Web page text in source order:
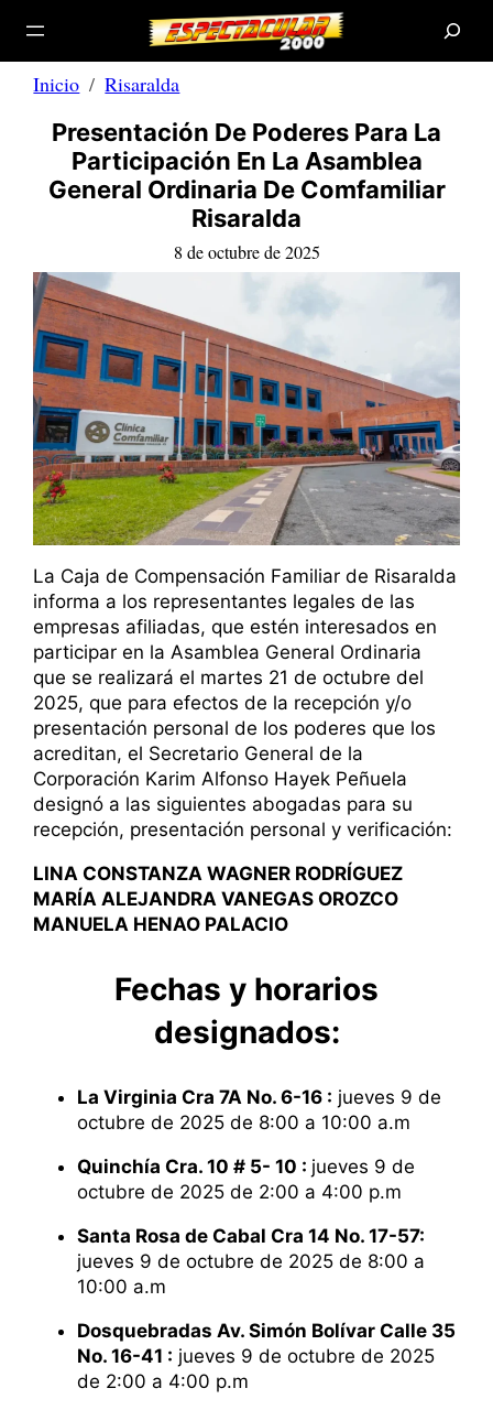
Saltar
contenido
a
Inicio Risaralda
Presentación De Poderes Para La
Participación En La Asamblea
General Ordinaria De Comfamiliar
Risaralda
8 de octubre de 2025
La Caja de Compensación Familiar de Risaralda
informa a los representantes legales de las
empresas afiliadas, que estén interesados en
participar en la Asamblea General Ordinaria
que se realizará el martes 21 de octubre del
2025, que para efectos de la recepción y/o
presentación personal de los poderes que los
acreditan, el Secretario General de la
Corporación Karim Alfonso Hayek Peñuela
designó a las siguientes abogadas para su
recepción, presentación personal y verificación:
LINA CONSTANZA WAGNER RODRÍGUEZ
MARÍA ALEJANDRA VANEGAS OROZCO
MANUELA HENAO PALACIO
Fechas y horarios
designados:
La Virginia Cra 7A No. 6-16 : jueves 9 de
octubre de 2025 de 8:00 a 10:00 a.m
Quinchía Cra. 10 # 5- 10 : jueves 9 de
octubre de 2025 de 2:00 a 4:00 p.m
Santa Rosa de Cabal Cra 14 No. 17-57:
jueves 9 de octubre de 2025 de 8:00 a
10:00 a.m
Dosquebradas Av. Simón Bolívar Calle 35
No. 16-41 : jueves 9 de octubre de 2025
de 2:00 a 4:00 p.m